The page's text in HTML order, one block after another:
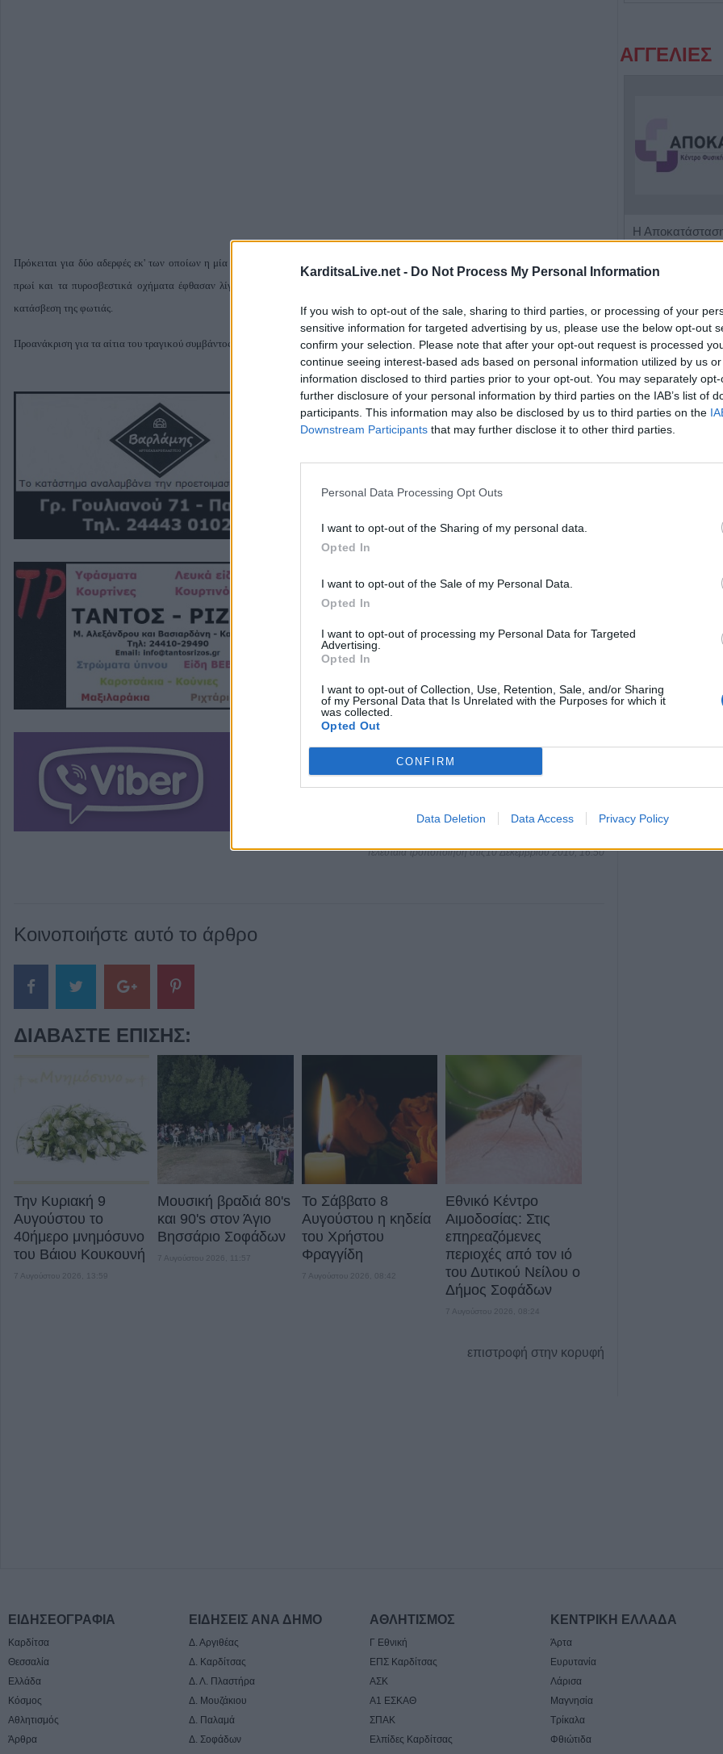
KarditsaLive.net - Do Not Process My Personal Information
If you wish to opt-out of the sale, sharing to third parties, or processing of your
sensitive information for targeted advertising by us, please use the below opt-out
confirm your selection. Please note that after your opt-out request is processed
continue seeing interest-based ads based on personal information utilized by us
information disclosed to third parties prior to your opt-out. You may separately
further disclosure of your personal information by third parties on the IAB’s list of
participants. This information may also be disclosed by us to third parties on the
Downstream Participants that may further disclose it to other third parties.
Personal Data Processing Opt Outs
I want to opt-out of the Sharing of my personal data.
Opted In
I want to opt-out of the Sale of my Personal Data.
Opted In
I want to opt-out of processing my Personal Data for Targeted
Advertising.
Opted In
I want to opt-out of Collection, Use, Retention, Sale, and/or Sharing
of my Personal Data that Is Unrelated with the Purposes for which it
was collected.
Opted Out
CONFIRM
Data Deletion Data Access Privacy Policy
Πρόκειται για δύο αδερφές εκ' των οποίων η μία αντιμετώπιζε προβλήματα κινητικότητας. Η πυρκαγιά ξέσπασε στις 11:00 περίπου το
πρωί και τα πυροσβεστικά οχήματα έφθασαν λίγα λεπτά αργότερα. Ωστόσο το κακό είχε ήδη συμβεί και περιορίστηκαν απλά στην
κατάσβεση της φωτιάς.
Προανάκριση για τα αίτια του τραγικού συμβάντος διενεργεί η Πυροσβεστική Υπηρεσία Σοφάδων.
Τελευταία τροποποίηση στις10 Δεκεμβρίου 2010, 16:50
Κοινοποιήστε αυτό το άρθρο
ΔΙΑΒΆΣΤΕ ΕΠΊΣΗΣ:
Την Κυριακή 9
Αυγούστου το
40ήμερο μνημόσυνο
του Βάιου Κουκουνή
7 Αυγούστου 2026, 13:59
Μουσική βραδιά 80's
και 90's στον Άγιο
Βησσάριο Σοφάδων
7 Αυγούστου 2026, 11:57
Το Σάββατο 8
Αυγούστου η κηδεία
του Χρήστου
Φραγγίδη
7 Αυγούστου 2026, 08:42
Εθνικό Κέντρο
Αιμοδοσίας: Στις
επηρεαζόμενες
περιοχές από τον ιό
του Δυτικού Νείλου ο
Δήμος Σοφάδων
7 Αυγούστου 2026, 08:24
επιστροφή στην κορυφή
ΑΓΓΕΛΙΕΣ
Λαμία:
μεγάλο
ηλικιωμένη
7 Αυγούστου 2026, 21:19
Τοποθετήθηκε ο
χλοοτάπητας στο
Μονοτεχνική
εσωτερικών και
ΑΑΔΕ: Άνοιξε
συμπληρώσεις
τους
Σφοδρό
Τρικάλων –
εκατ. ευρώ
7 Αυγούστου 2026, 16:58
Το Σάββατο 8
του Δημήτριου
ΕΙΔΗΣΕΟΓΡΑΦΙΑ
Καρδίτσα
Θεσσαλία
Ελλάδα
Κόσμος
Αθλητισμός
Άρθρα
ΕΙΔΗΣΕΙΣ ΑΝΑ ΔΗΜΟ
Δ. Αργιθέας
Δ. Καρδίτσας
Δ. Λ. Πλαστήρα
Δ. Μουζάκιου
Δ. Παλαμά
Δ. Σοφάδων
ΑΘΛΗΤΙΣΜΟΣ
Γ Εθνική
ΕΠΣ Καρδίτσας
ΑΣΚ
Α1 ΕΣΚΑΘ
ΣΠΑΚ
Ελπίδες Καρδίτσας
ΚΕΝΤΡΙΚΗ ΕΛΛΑΔΑ
Άρτα
Ευρυτανία
Λάρισα
Μαγνησία
Τρίκαλα
Φθιώτιδα